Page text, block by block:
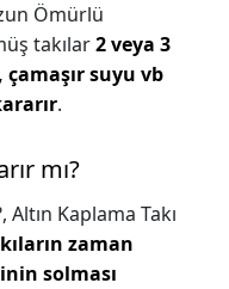
Ömürlü
takılar2 veya 3
suyu vb
.
mı?
Altın Kaplama Takı
zaman
solması